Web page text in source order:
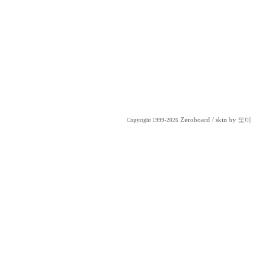
Copyright 1999-2026 Zeroboard / skin by 또미